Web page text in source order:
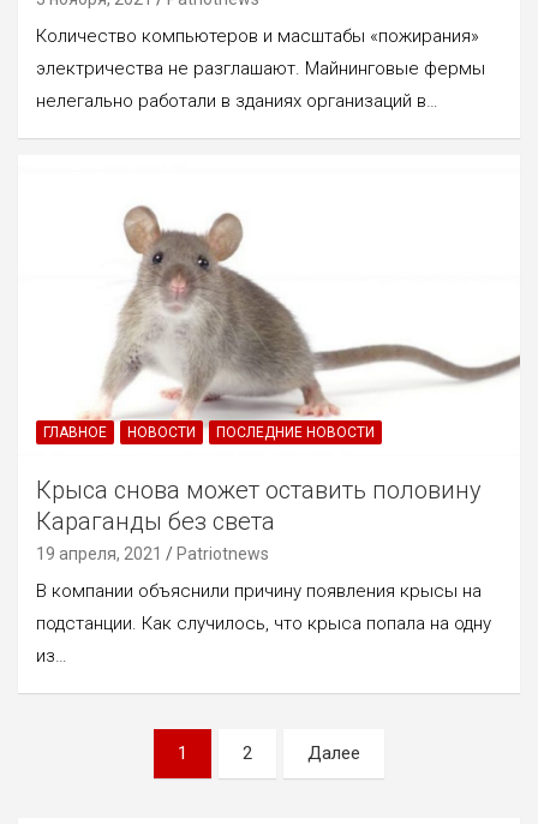
Количество компьютеров и масштабы «пожирания»
электричества не разглашают. Майнинговые фермы
нелегально работали в зданиях организаций в…
ГЛАВНОЕ НОВОСТИ ПОСЛЕДНИЕ НОВОСТИ
Крыса снова может оставить половину
Караганды без света
19 апреля, 2021 Patriotnews
В компании объяснили причину появления крысы на
подстанции. Как случилось, что крыса попала на одну
из…
1 2 Далее